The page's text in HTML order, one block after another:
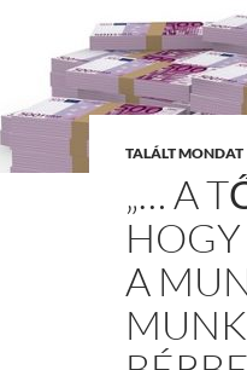
TALÁLT MONDAT
„… A
A